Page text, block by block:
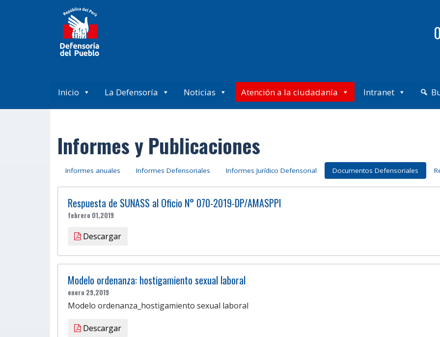
Inicio La Defensoría Noticias Atención a la ciudadanía Intranet
Informes y Publicaciones
Informes anuales Informes Defensoriales Informes Jurídico Defensorial Documentos Defensoriales
Respuesta de SUNASS al Oficio N° 070-2019-DP/AMASPPI
febrero 01,2019
Descargar
Modelo ordenanza: hostigamiento sexual laboral
enero 29,2019
Modelo ordenanza_hostigamiento sexual laboral
Descargar